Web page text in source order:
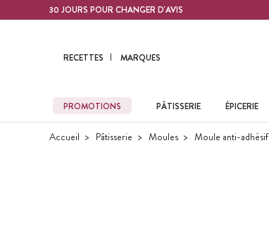
Contenu principal30 JOURS POUR CHANGER D'AVIS
RECETTES MARQUES
PROMOTIONS PÂTISSERIE ÉPICERIE
Accueil Pâtisserie Moules Moule anti-adhésif